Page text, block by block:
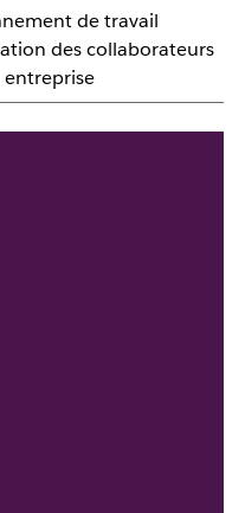
de travail
des collaborateurs